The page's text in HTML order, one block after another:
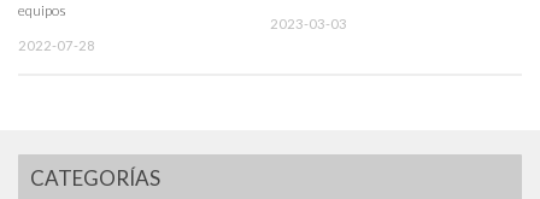
equipos
2022-07-28
2023-03-03
CATEGORÍAS